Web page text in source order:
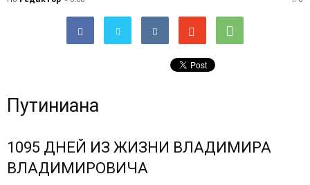
Путиниана
1095 ДНЕЙ ИЗ ЖИЗНИ ВЛАДИМИРА
ВЛАДИМИРОВИЧА